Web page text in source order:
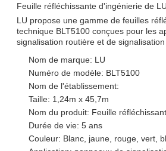
Feuille réfléchissante d'ingénierie de LU
LU propose une gamme de feuilles
technique BLT5100 conçues pour les
signalisation routière et de signalisation
Nom de marque: LU
Numéro de modèle: BLT5100
Nom de l'établissement:
Taille: 1,24m x 45,7m
Nom du produit: Feuille
Durée de vie: 5 ans
Couleur: Blanc, jaune, rouge, vert,